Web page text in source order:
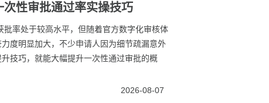
性审批通过率实操技巧
率处于较高水平，但随着官方数字化审核体
度明显加大，不少申请人因为细节疏漏意外
技巧，就能大幅提升一次性通过审批的概
2026-08-07